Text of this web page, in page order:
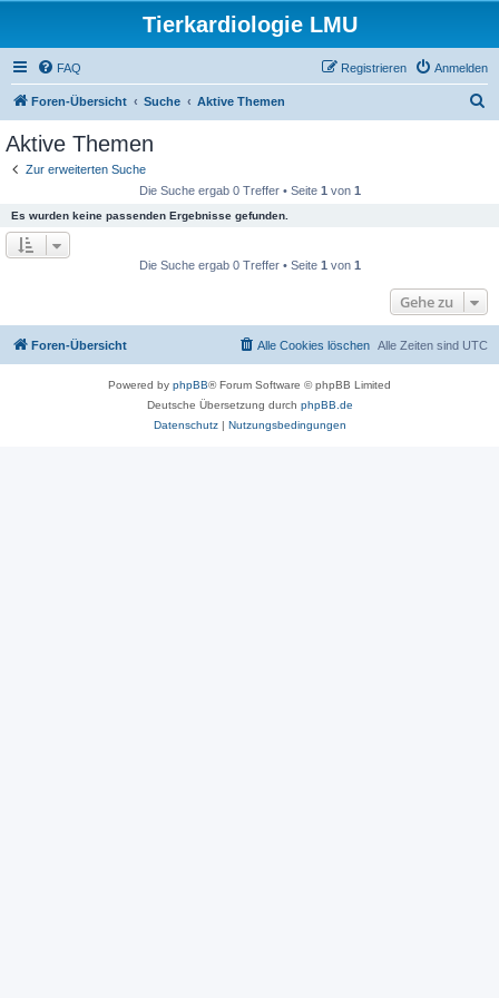
Tierkardiologie LMU
FAQ Anmelden
Registrieren
Foren-Übersicht Suche Aktive Themen
Aktive Themen
Zur erweiterten Suche
Die Suche ergab 0 Treffer • Seite 1 von 1
Es wurden keine passenden Ergebnisse gefunden.
Die Suche ergab 0 Treffer • Seite 1 von 1
Gehe zu
Foren-Übersicht Alle Zeiten sind UTC
Alle Cookies löschen
Powered by phpBB® Forum Software © phpBB Limited
Deutsche Übersetzung durch phpBB.de
Datenschutz| Nutzungsbedingungen